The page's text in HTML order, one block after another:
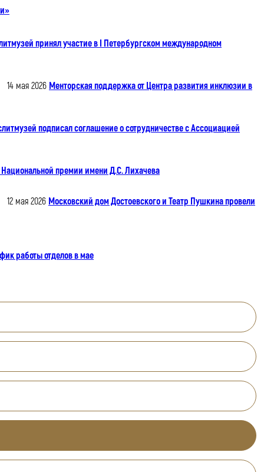
принял участие в I Петербургском международном
14 мая 2026 Менторская поддержка от Центра развития инклюзии в
подписал соглашение о сотрудничестве с Ассоциацией
премии имени Д.С. Лихачева
12 мая 2026 Московский дом Достоевского и Театр Пушкина провели
работы отделов в мае